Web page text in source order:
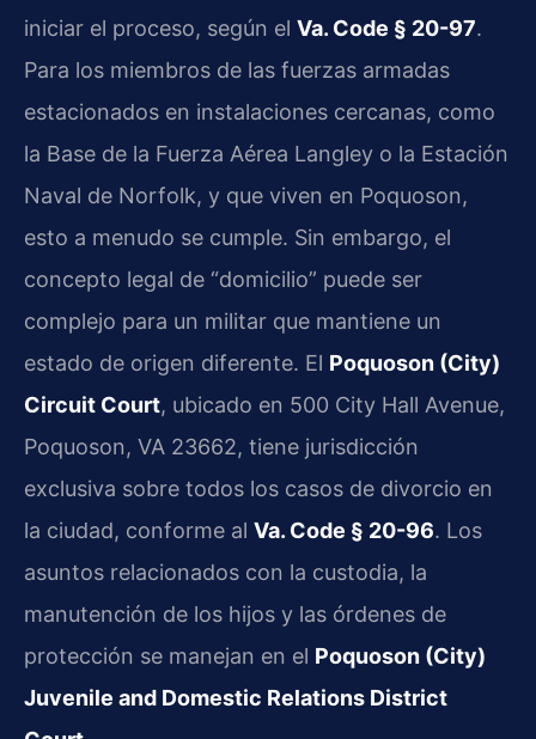
iniciar el proceso, según el Va. Code § 20-97.
Para los miembros de las fuerzas armadas
estacionados en instalaciones cercanas, como
la Base de la Fuerza Aérea Langley o la Estación
Naval de Norfolk, y que viven en Poquoson,
esto a menudo se cumple. Sin embargo, el
concepto legal de “domicilio” puede ser
complejo para un militar que mantiene un
estado de origen diferente. El Poquoson (City)
Circuit Court, ubicado en 500 City Hall Avenue,
Poquoson, VA 23662, tiene jurisdicción
exclusiva sobre todos los casos de divorcio en
la ciudad, conforme al Va. Code § 20-96. Los
asuntos relacionados con la custodia, la
manutención de los hijos y las órdenes de
protección se manejan en el Poquoson (City)
Juvenile and Domestic Relations District